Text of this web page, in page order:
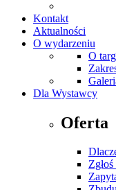
Kontakt
Aktualności
O wydarzeniu
O
Dla Wystawcy
Oferta